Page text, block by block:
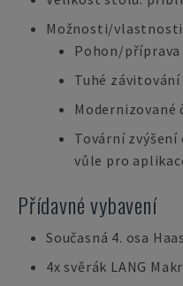
Možnosti/
Pohon/příprava
Tuhé závitování
Modernizované
Tovární zvýšení
vůle pro
Přídavné vybavení
Současná 4. osa
4x svěrák LANG